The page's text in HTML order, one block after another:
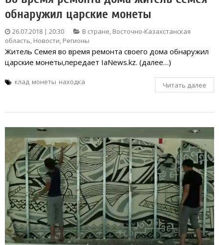
обнаружил царские монеты
26.07.2018 | 20:30 В стране, Восточно-Казахстанская
область, Новости, Регионы
Житель Семея во время ремонта своего дома обнаружил
царские монеты,передает IaNews.kz. (далее…)
клад монеты находка Читать далее